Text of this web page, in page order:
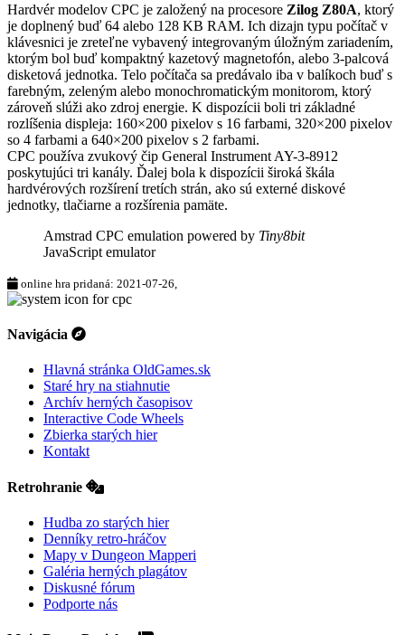
Hardvér modelov CPC je založený na procesore Zilog Z80A, ktorý
je doplnený buď 64 alebo 128 KB RAM. Ich dizajn typu počítač v
klávesnici je zreteľne vybavený integrovaným úložným zariadením,
ktorým bol buď kompaktný kazetový magnetofón, alebo 3-palcová
disketová jednotka. Telo počítača sa predávalo iba v balíkoch buď s
farebným, zeleným alebo monochromatickým monitorom, ktorý
zároveň slúži ako zdroj energie. K dispozícii boli tri základné
rozlíšenia displeja: 160×200 pixelov s 16 farbami, 320×200 pixelov
so 4 farbami a 640×200 pixelov s 2 farbami.
CPC používa zvukový čip General Instrument AY-3-8912
poskytujúci tri kanály. Ďalej bola k dispozícii široká škála
hardvérových rozšírení tretích strán, ako sú externé diskové
jednotky, tlačiarne a rozšírenia pamäte.
Amstrad CPC emulation powered by Tiny8bit
JavaScript emulator
online hra pridaná: 2021-07-26,
Navigácia
Hlavná stránka OldGames.sk
Staré hry na stiahnutie
Archív herných časopisov
Interactive Code Wheels
Zbierka starých hier
Kontakt
Retrohranie
Hudba zo starých hier
Denníky retro-hráčov
Mapy v Dungeon Mapperi
Galéria herných plagátov
Diskusné fórum
Podporte nás